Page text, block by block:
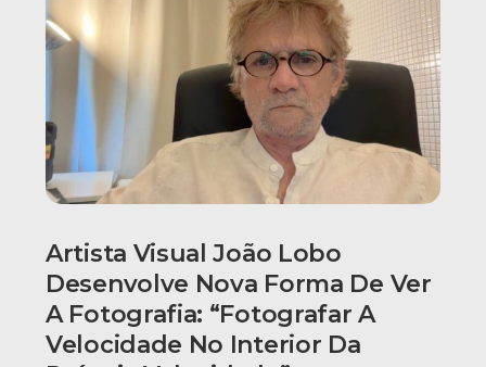
Artista Visual João Lobo
Desenvolve Nova Forma De Ver
A Fotografia: “fotografar A
Velocidade No Interior Da